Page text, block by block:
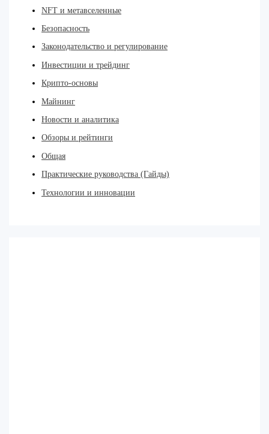
NFT и метавселенные
Безопасность
Законодательство и регулирование
Инвестиции и трейдинг
Крипто-основы
Майнинг
Новости и аналитика
Обзоры и рейтинги
Общая
Практические руководства (Гайды)
Технологии и инновации